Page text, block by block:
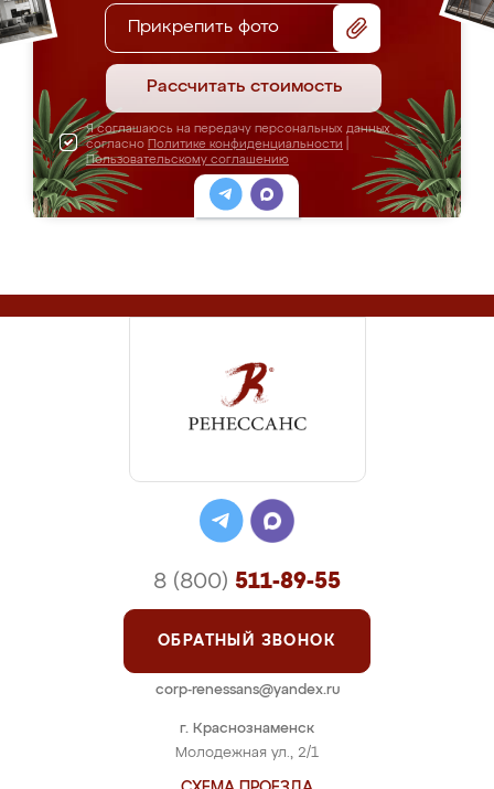
Прикрепить фото
Рассчитать стоимость
Я соглашаюсь на передачу персональных данных
согласно Политике конфиденциальности
Пользовательскому соглашению
г. Краснознаменск
Молодежная ул., 2/1
8 (800) 511-89-55
ОБРАТНЫЙ ЗВОНОК
corp-renessans@yandex.ru